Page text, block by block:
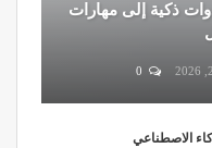
في 2026: من أدوات ذكية إلى مهارات
الاصطناعي